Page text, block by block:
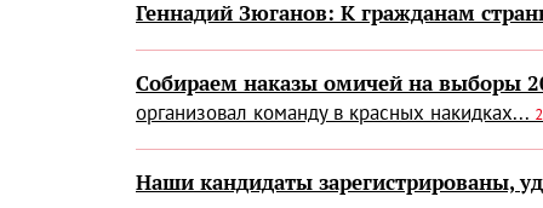
Геннадий Зюганов: К гражданам
Собираем наказы омичей на выборы
организовал команду в красных накидках...
Наши кандидаты зарегистрированы,